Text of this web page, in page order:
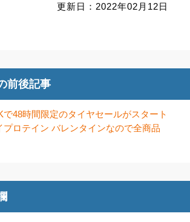
更新日：2022年02月12日
前後記事
で48時間限定のタイヤセールがスタート
プロテイン バレンタインなので全商品